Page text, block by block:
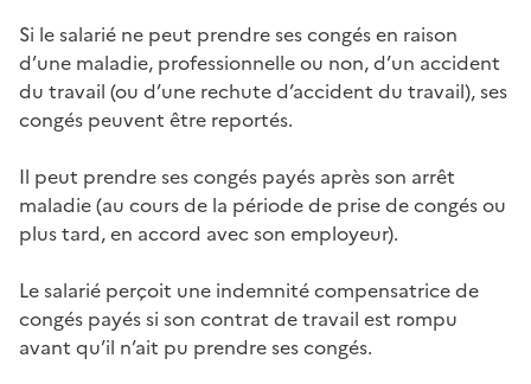
Si le salarié ne peut prendre ses congés en raison
d’une maladie, professionnelle ou non, d’un accident
du travail (ou d’une rechute d’accident du travail), ses
congés peuvent être reportés.
Il peut prendre ses congés payés après son arrêt
maladie(au cours de la période de prise de congés ou
plus tard, en accord avec son employeur).
Le salarié perçoit une indemnité compensatrice de
congés payés si son contrat de travail est rompu
avant qu’il n’ait pu prendre ses congés.